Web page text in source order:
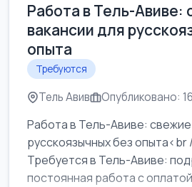
Работа в Тель-Авиве:
вакансии для
опыта
Требуются
Тель Авив Опубликовано:
Работа в Тель-Авиве: свежие
русскоязычных без опыта<br
Требуется в Тель-Авиве:
постоянная работа с